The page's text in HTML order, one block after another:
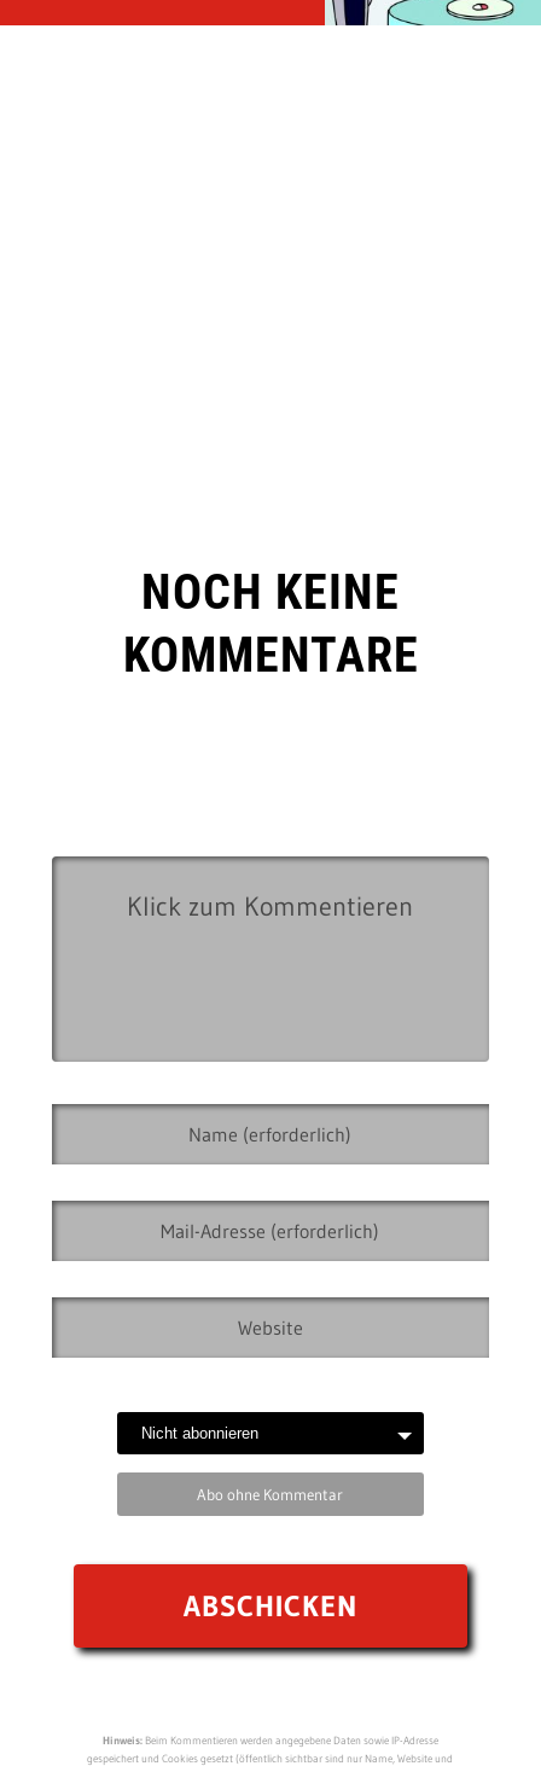
NOCH KEINE
KOMMENTARE
Abo ohne Kommentar
Hinweis:Beim Kommentieren werden angegebene Daten sowie IP-Adresse
gespeichert und Cookies gesetzt (öffentlich sichtbar sind nur Name, Website und